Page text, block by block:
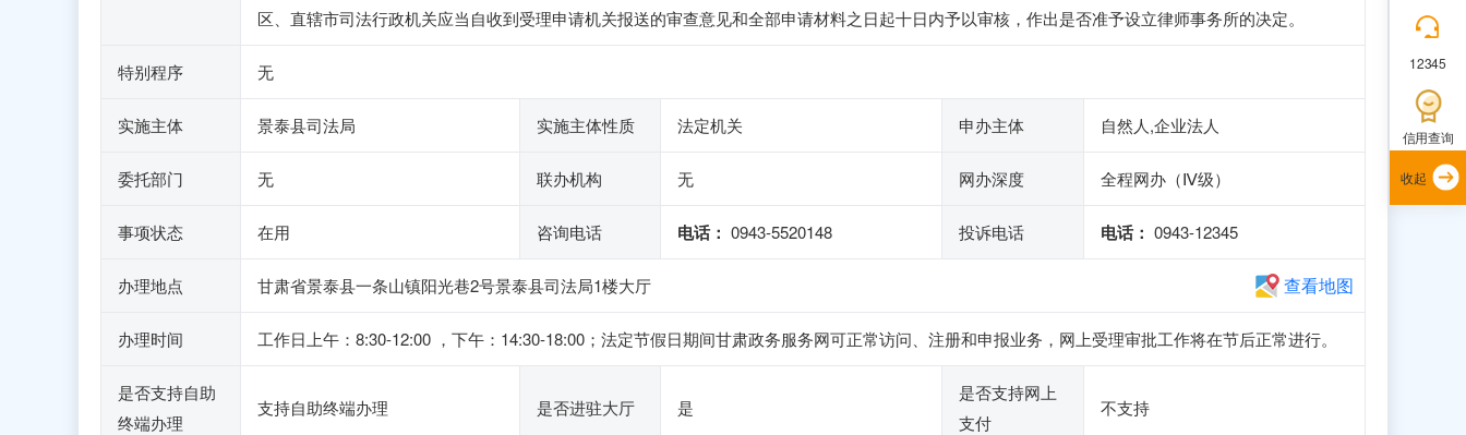
区、直辖市司法行政机关应当自收到受理申请机关报送的审查意见和全部申请材料之日起十日内予以审核，作出是否准予设立律师事务所的决定。
特别程序 无
实施主体 景泰县司法局 实施主体性质 法定机关 申办主体 自然人,企业法人
委托部门 无 联办机构 无 网办深度 全程网办（Ⅳ级）
事项状态 在用 咨询电话 电话： 0943-5520148 投诉电话 电话： 0943-12345
办理地点 甘肃省景泰县一条山镇阳光巷2号景泰县司法局1楼大厅 查看地图
办理时间 工作日上午：8:30-12:00 ，下午：14:30-18:00；法定节假日期间甘肃政务服务网可正常访问、注册和申报业务，网上受理审批工作将在节后正常进行。
是否支持自助
终端办理
支持自助终端办理 是否进驻大厅 是
是否支持网上
支付
不支持
12345
信用查询
收起